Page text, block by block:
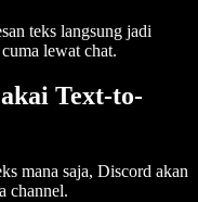
teks langsung jadi
lewat chat.
Text-to-
mana saja, Discord akan
channel.